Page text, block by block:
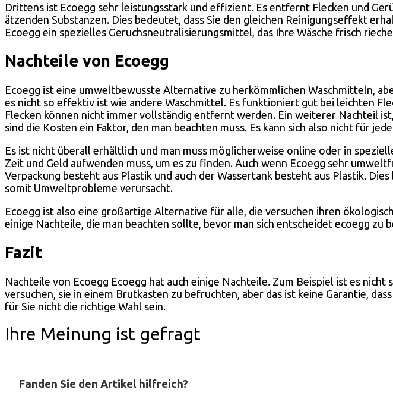
Drittens ist Ecoegg sehr leistungsstark und effizient. Es entfernt Flecken und
ätzenden Substanzen. Dies bedeutet, dass Sie den gleichen Reinigungseffekt
Ecoegg ein spezielles Geruchsneutralisierungsmittel, das Ihre Wäsche frisch
Nachteile von Ecoegg
Ecoegg ist eine umweltbewusste Alternative zu herkömmlichen Waschmitteln,
es nicht so effektiv ist wie andere Waschmittel. Es funktioniert gut bei leichten
Flecken können nicht immer vollständig entfernt werden. Ein weiterer Nachteil
sind die Kosten ein Faktor, den man beachten muss. Es kann sich also nicht für
Es ist nicht überall erhältlich und man muss möglicherweise online oder in
Zeit und Geld aufwenden muss, um es zu finden. Auch wenn Ecoegg sehr
Verpackung besteht aus Plastik und auch der Wassertank besteht aus Plastik.
somit Umweltprobleme verursacht.
Ecoegg ist also eine großartige Alternative für alle, die versuchen ihren
einige Nachteile, die man beachten sollte, bevor man sich entscheidet ecoegg zu
Fazit
Nachteile von Ecoegg Ecoegg hat auch einige Nachteile. Zum Beispiel ist es
versuchen, sie in einem Brutkasten zu befruchten, aber das ist keine Garantie,
für Sie nicht die richtige Wahl sein.
Ihre Meinung ist gefragt
Fanden Sie den Artikel hilfreich?